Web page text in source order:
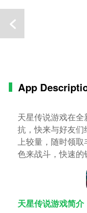
App
天星传说游戏在
抗，快来与好友
上较量，随时领取
色来战斗，快速的
天星传说游戏简介